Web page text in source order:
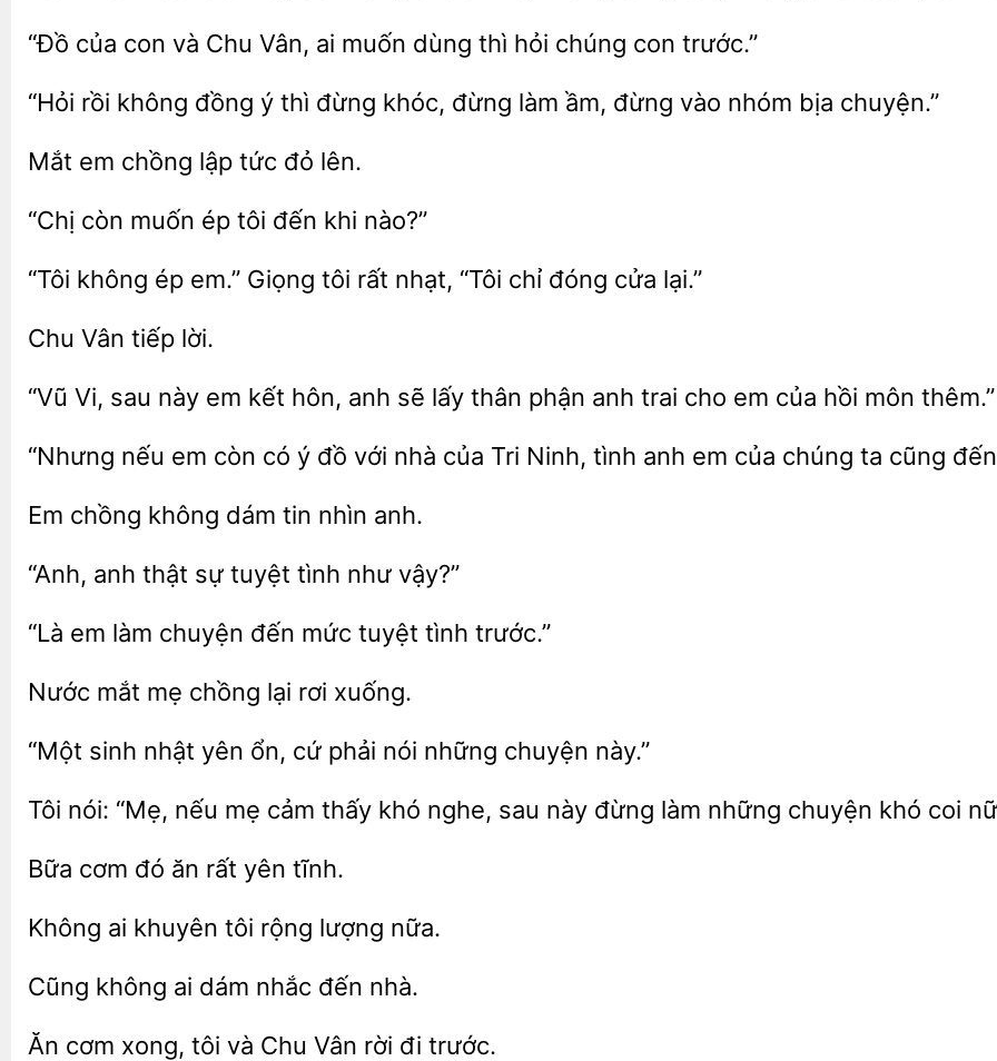
“Đồ con và Chu ai muốn thì hỏi chúng con trước.”
rồi không đồng ý thì đừng đừng làm ầm, đừng vào bịa chuyện.”
Mắt em tức lên.
còn muốn đến khi nào?”
“Tôi ép Giọng tôi rất nhạt, “Tôi chỉ đóng lại.”
tiếp
“Vũ Vi, sau này em kết hôn, anh sẽ phận anh trai em của hồi môn thêm.”
nếu em còn có đồ với nhà của Tri Ninh, tình anh em của ta cũng
Em không dám tin
“Anh, thật tình như vậy?”
em chuyện đến mức tuyệt trước.”
Nước mẹ lại xuống.
“Một sinh nhật ổn, cứ phải những này.”
nói: “Mẹ, nếu mẹ thấy khó nghe, sau này đừng làm những chuyện khó
Bữa cơm ăn rất
khuyên tôi rộng lượng
ai dám nhắc nhà.
xong, tôi và Chu Vân rời đi